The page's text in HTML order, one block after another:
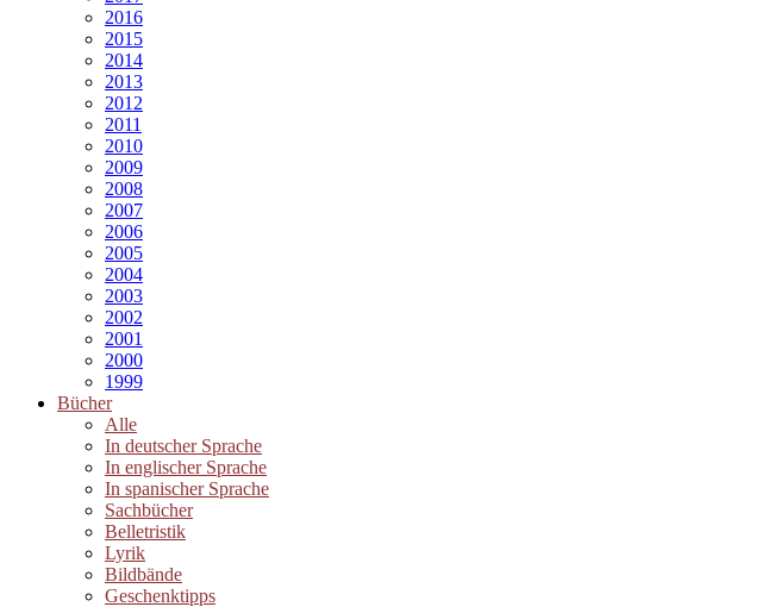
2016
2015
2014
2013
2012
2011
2010
2009
2008
2007
2006
2005
2004
2003
2002
2001
2000
1999
Bücher
Alle
In deutscher Sprache
In englischer Sprache
In spanischer Sprache
Sachbücher
Belletristik
Lyrik
Bildbände
Geschenktipps